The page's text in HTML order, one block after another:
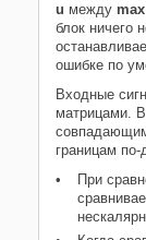
u между max
блок ничего
ошибке по
Входные
матрицами.
границам по-
При